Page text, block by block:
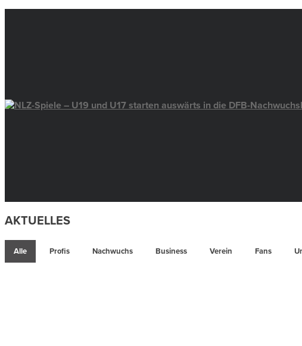
AKTUELLES
Alle Profis Nachwuchs Business Verein Fans